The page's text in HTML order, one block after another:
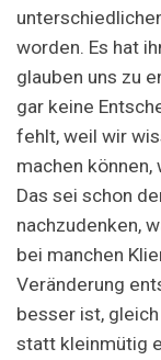
worden. Es hat
glauben uns zu
gar keine
fehlt, weil wir
machen können,
Das sei schon
nachzudenken,
bei manchen
Veränderung
besser ist,
statt kleinmütig